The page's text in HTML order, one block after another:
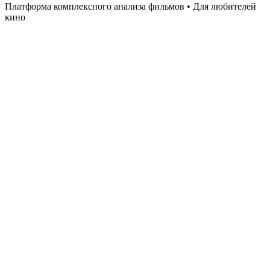
Платформа комплексного анализа фильмов • Для любителей
кино